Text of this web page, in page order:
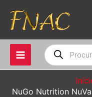
para
conteúdo
Pesquisar
produtos
NuGo Nutrition